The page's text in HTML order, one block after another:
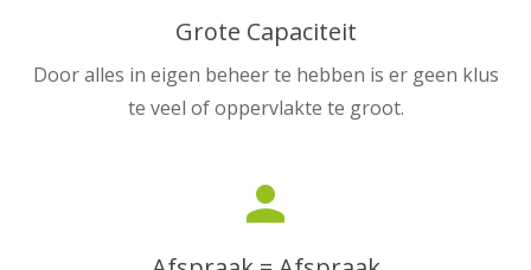
Grote Capaciteit
Door alles in eigen beheer te hebben is er geen klus
te veel of oppervlakte te groot.
person